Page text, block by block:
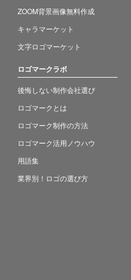
ZOOM背景画像無料作成
キャラマーケット
文字ロゴマーケット
ロゴマークラボ
後悔しない制作会社選び
ロゴマークとは
ロゴマーク制作の方法
ロゴマーク活用ノウハウ
用語集
業界別！ロゴの選び方